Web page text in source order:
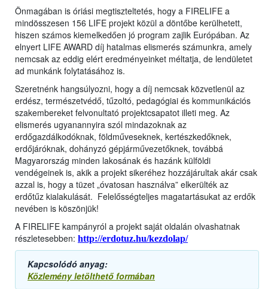
Önmagában is óriási megtiszteltetés, hogy a FIRELIFE a
mindösszesen 156 LIFE projekt közül a döntőbe kerülhetett,
hiszen számos kiemelkedően jó program zajlik Európában. Az
elnyert LIFE AWARD díj hatalmas elismerés számunkra, amely
nemcsak az eddig elért eredményeinket méltatja, de lendületet
ad munkánk folytatásához is.
Szeretnénk hangsúlyozni, hogy a díj nemcsak közvetlenül az
erdész, természetvédő, tűzoltó, pedagógiai és kommunikációs
szakembereket felvonultató projektcsapatot illeti meg. Az
elismerés ugyanannyira szól mindazoknak az
erdőgazdálkodóknak, földműveseknek, kertészkedőknek,
erdőjáróknak, dohányzó gépjárművezetőknek, továbbá
Magyarország minden lakosának és hazánk külföldi
vendégeinek is, akik a projekt sikeréhez hozzájárultak akár csak
azzal is, hogy a tüzet „óvatosan használva” elkerülték az
erdőtűz kialakulását. Felelősségteljes magatartásukat az erdők
nevében is köszönjük!
A FIRELIFE kampányról a projekt saját oldalán olvashatnak
részletesebben: http://erdotuz.hu/kezdolap/
Kapcsolódó anyag:
Közlemény letölthető formában